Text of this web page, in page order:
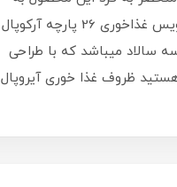
حساب می آیند که گروه تولیدی مقصود با اتکا به همین ویژگی ها موفق به صادرات این محصول به بیش از 10 کشور دنیا شده است.سرویس غذاخوری 26 پارچه آرکوپال
و یک عدد دیس و یک عدد کاسه سالاد میباشد که با طراحی
بالا هستید ظروف غذا خوری آیروپال